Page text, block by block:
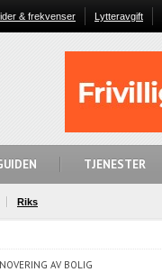
& frekvenser Lytteravgift
TJENESTER
Riks
AV BOLIG